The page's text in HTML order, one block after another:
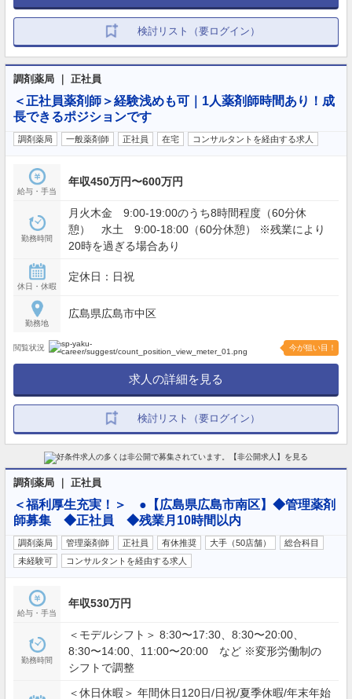
検討リスト（要ログイン）
調剤薬局 ｜ 正社員
＜正社員薬剤師＞経験浅めも可｜1人薬剤師時間あり！成
長できるポジションです
調剤薬局 一般薬剤師 正社員 在宅 コンサルタントを経由する求人
給与・手当
年収450万円〜600万円
勤務時間
月火木金 9:00-19:00のうち8時間程度（60分休
憩） 水土 9:00-18:00（60分休憩） ※残業により
20時を過ぎる場合あり
休日・休暇
定休日：日祝
勤務地
広島県広島市中区
閲覧状況 今が狙い目！
求人の詳細を見る
検討リスト（要ログイン）
調剤薬局 ｜ 正社員
＜福利厚生充実！＞ ●【広島県広島市南区】◆管理薬剤
師募集 ◆正社員 ◆残業月10時間以内
調剤薬局 管理薬剤師 正社員 有休推奨 大手（50店舗）
総合科目
未経験可
コンサルタントを経由する求人
給与・手当
年収530万円
勤務時間
＜モデルシフト＞ 8:30〜17:30、8:30〜20:00、
8:30〜14:00、11:00〜20:00 など ※変形労働制の
シフトで調整
＜休日休暇＞ 年間休日120日/日祝/夏季休暇/年末年始